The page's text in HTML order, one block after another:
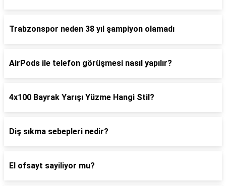
Trabzonspor neden 38 yıl şampiyon olamadı
AirPods ile telefon görüşmesi nasıl yapılır?
4x100 Bayrak Yarışı Yüzme Hangi Stil?
Diş sıkma sebepleri nedir?
El ofsayt sayiliyor mu?